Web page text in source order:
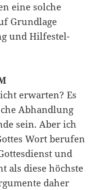
eine solche
Grundlage
und Hilfestel­
erwarten? Es
Abhandlung
sein. Aber ich
Wort berufen
und
als diese höchste
daher